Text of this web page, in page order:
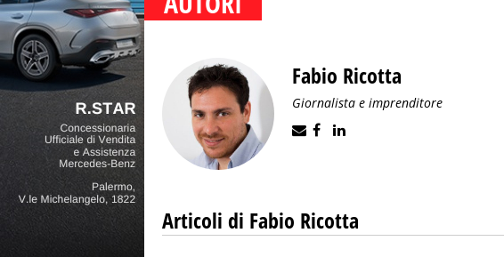
Fabio Ricotta
Giornalista e imprenditore
Articoli di Fabio Ricotta